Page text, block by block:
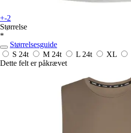
+-2
Størrelse
*
Størrelsesguide
S 24t M 24t L 24t XL
Dette felt er påkrævet